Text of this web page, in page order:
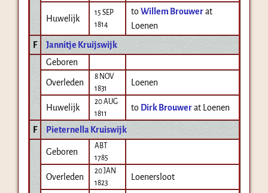
Huwelijk
15 SEP
1814
toWillem Brouwer at
Loenen
F
Jannitje Kruijswijk
Geboren
Overleden
8 NOV
1831
Loenen
Huwelijk
20 AUG
1811
to Dirk Brouwer at Loenen
F Pieternella Kruiswijk
Geboren
ABT
1785
Overleden
20 JAN
1823
Loenersloot